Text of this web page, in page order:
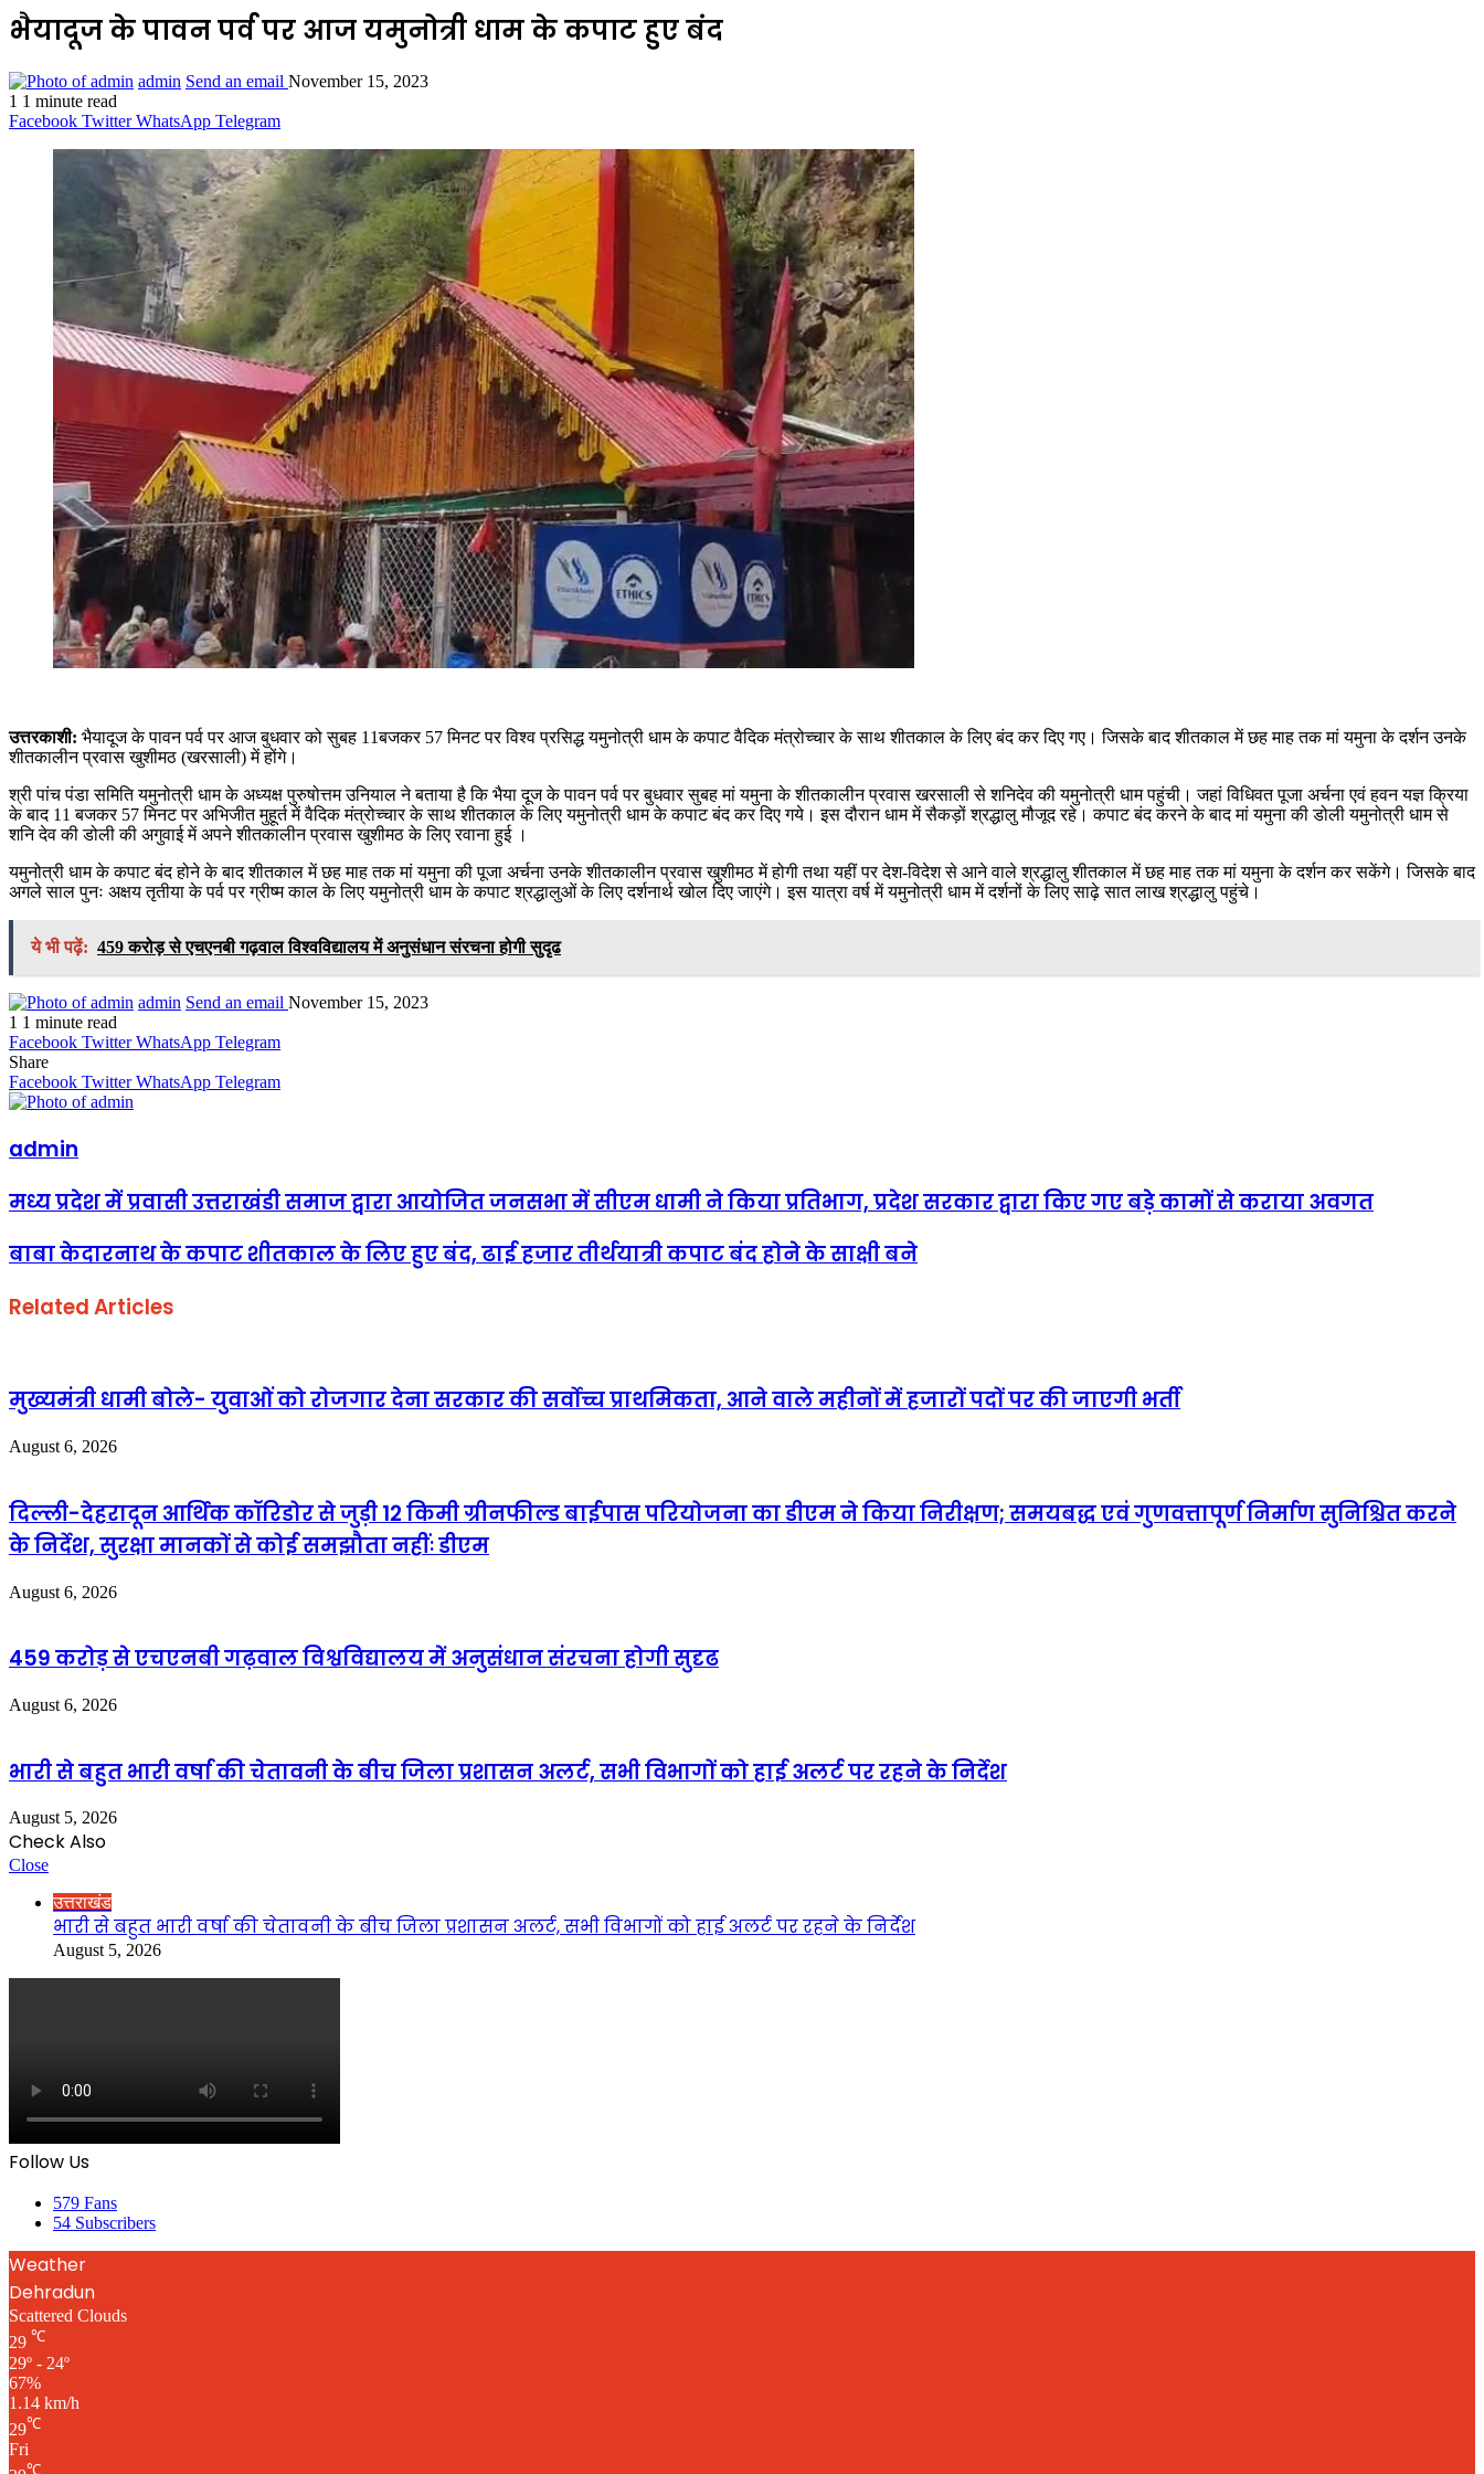
भैयादूज के पावन पर्व पर आज यमुनोत्री धाम के कपाट हुए बंद
admin Send an email November 15, 2023
1 1 minute read
Facebook Twitter WhatsApp Telegram
उत्तरकाशी: भैयादूज के पावन पर्व पर आज बुधवार को सुबह 11बजकर 57 मिनट पर विश्व प्रसिद्ध यमुनोत्री धाम के कपाट वैदिक मंत्रोच्चार के साथ शीतकाल के लिए बंद कर दिए गए। जिसके बाद शीतकाल में छह माह तक मां यमुना के दर्शन उनके
शीतकालीन प्रवास खुशीमठ (खरसाली) में होंगे।
श्री पांच पंडा समिति यमुनोत्री धाम के अध्यक्ष पुरुषोत्तम उनियाल ने बताया है कि भैया दूज के पावन पर्व पर बुधवार सुबह मां यमुना के शीतकालीन प्रवास खरसाली से शनिदेव की यमुनोत्री धाम पहुंची। जहां विधिवत पूजा अर्चना एवं हवन यज्ञ क्रिया
के बाद 11 बजकर 57 मिनट पर अभिजीत मुहूर्त में वैदिक मंत्रोच्चार के साथ शीतकाल के लिए यमुनोत्री धाम के कपाट बंद कर दिए गये। इस दौरान धाम में सैकड़ों श्रद्धालु मौजूद रहे। कपाट बंद करने के बाद मां यमुना की डोली यमुनोत्री धाम से
शनि देव की डोली की अगुवाई में अपने शीतकालीन प्रवास खुशीमठ के लिए रवाना हुई ।
यमुनोत्री धाम के कपाट बंद होने के बाद शीतकाल में छह माह तक मां यमुना की पूजा अर्चना उनके शीतकालीन प्रवास खुशीमठ में होगी तथा यहीं पर देश-विदेश से आने वाले श्रद्धालु शीतकाल में छह माह तक मां यमुना के दर्शन कर सकेंगे। जिसके बाद
अगले साल पुनः अक्षय तृतीया के पर्व पर ग्रीष्म काल के लिए यमुनोत्री धाम के कपाट श्रद्धालुओं के लिए दर्शनार्थ खोल दिए जाएंगे। इस यात्रा वर्ष में यमुनोत्री धाम में दर्शनों के लिए साढ़े सात लाख श्रद्धालु पहुंचे।
ये भी पढ़ें: 459 करोड़ से एचएनबी गढ़वाल विश्वविद्यालय में अनुसंधान संरचना होगी सुदृढ
admin Send an email November 15, 2023
1 1 minute read
Facebook Twitter WhatsApp Telegram
Share
Facebook Twitter WhatsApp Telegram
admin
मध्य प्रदेश में प्रवासी उत्तराखंडी समाज द्वारा आयोजित जनसभा में सीएम धामी ने किया प्रतिभाग, प्रदेश सरकार द्वारा किए गए बड़े कामों से कराया अवगत
बाबा केदारनाथ के कपाट शीतकाल के लिए हुए बंद, ढाई हजार तीर्थयात्री कपाट बंद होने के साक्षी बने
Related Articles
मुख्यमंत्री धामी बोले- युवाओं को रोजगार देना सरकार की सर्वोच्च प्राथमिकता, आने वाले महीनों में हजारों पदों पर की जाएगी भर्ती
August 6, 2026
दिल्ली-देहरादून आर्थिक कॉरिडोर से जुड़ी 12 किमी ग्रीनफील्ड बाईपास परियोजना का डीएम ने किया निरीक्षण; समयबद्ध एवं गुणवत्तापूर्ण निर्माण सुनिश्चित करने
के निर्देश, सुरक्षा मानकों से कोई समझौता नहींः डीएम
August 6, 2026
459 करोड़ से एचएनबी गढ़वाल विश्वविद्यालय में अनुसंधान संरचना होगी सुदृढ
August 6, 2026
भारी से बहुत भारी वर्षा की चेतावनी के बीच जिला प्रशासन अलर्ट, सभी विभागों को हाई अलर्ट पर रहने के निर्देश
August 5, 2026
Check Also
Close
उत्तराखंड
भारी से बहुत भारी वर्षा की चेतावनी के बीच जिला प्रशासन अलर्ट, सभी विभागों को हाई अलर्ट पर रहने के निर्देश
August 5, 2026
Follow Us
579 Fans
54 Subscribers
Weather
Dehradun
Scattered Clouds
29 ℃
29º - 24º
67%
1.14 km/h
29℃
Fri
℃